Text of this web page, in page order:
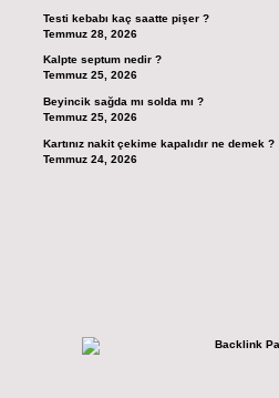
Testi kebabı kaç saatte pişer ?
Temmuz 28, 2026
Kalpte septum nedir ?
Temmuz 25, 2026
Beyincik sağda mı solda mı ?
Temmuz 25, 2026
Kartınız nakit çekime kapalıdır ne demek ?
Temmuz 24, 2026